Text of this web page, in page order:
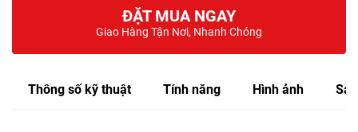
ĐẶT MUA NGAY
Giao Hàng Tận Nơi, Nhanh Chóng
Thông số kỹ thuật Tính năng Hình ảnh